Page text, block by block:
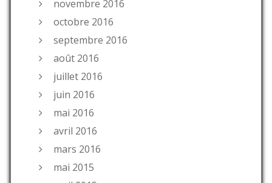
novembre 2016
octobre 2016
septembre 2016
août 2016
juillet 2016
juin 2016
mai 2016
avril 2016
mars 2016
mai 2015